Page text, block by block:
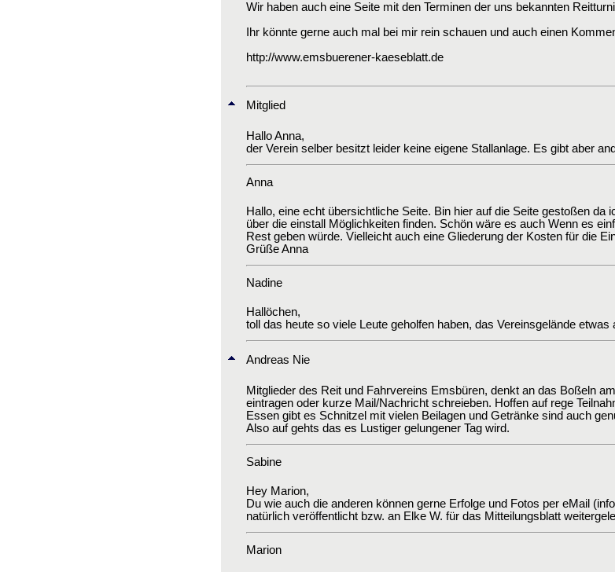
Wir haben auch eine Seite mit den Terminen der uns bekannten
Ihr könnte gerne auch mal bei mir rein schauen und auch einen
http://www.emsbuerener-kaeseblatt.de
Mitglied
Hallo Anna,
der Verein selber besitzt leider keine eigene Stallanlage. Es gibt aber
Anna
Hallo, eine echt übersichtliche Seite. Bin hier auf die Seite gestoßen
über die einstall Möglichkeiten finden. Schön wäre es auch Wenn es
Rest geben würde. Vielleicht auch eine Gliederung der Kosten für die
Grüße Anna
Nadine
Hallöchen,
toll das heute so viele Leute geholfen haben, das Vereinsgelände
Andreas Nie
Mitglieder des Reit und Fahrvereins Emsbüren, denkt an das Boßeln
eintragen oder kurze Mail/Nachricht schreieben. Hoffen auf rege
Essen gibt es Schnitzel mit vielen Beilagen und Getränke sind auch
Also auf gehts das es Lustiger gelungener Tag wird.
Sabine
Hey Marion,
Du wie auch die anderen können gerne Erfolge und Fotos per eMail
natürlich veröffentlicht bzw. an Elke W. für das Mitteilungsblatt
Marion